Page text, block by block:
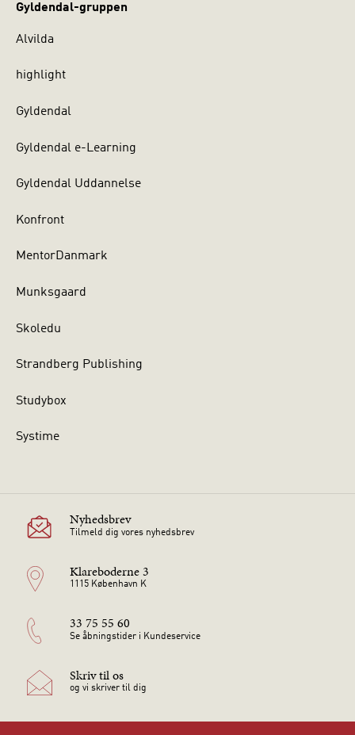
Gyldendal-gruppen
Alvilda
highlight
Gyldendal
Gyldendal e-Learning
Gyldendal Uddannelse
Konfront
MentorDanmark
Munksgaard
Skoledu
Strandberg Publishing
Studybox
Systime
Nyhedsbrev
Tilmeld dig vores nyhedsbrev
Klareboderne 3
1115 København K
33 75 55 60
Se åbningstider i Kundeservice
Skriv til os
og vi skriver til dig